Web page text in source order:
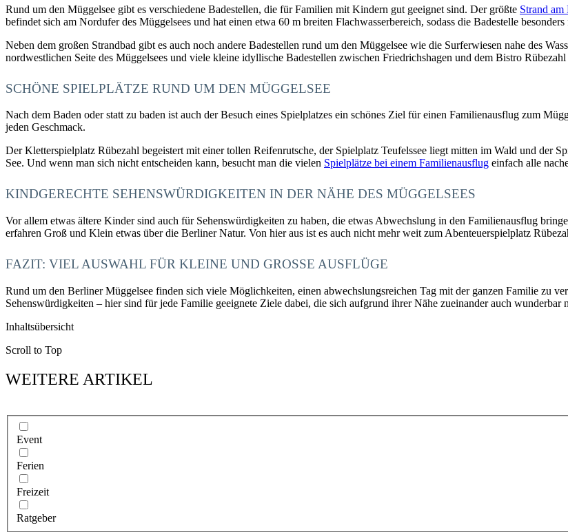
Rund um den Müggelsee gibt es verschiedene Badestellen, die für Familien mit Kindern gut geeignet sind. Der größte Strand am
befindet sich am Nordufer des Müggelsees und hat einen etwa 60 m breiten Flachwasserbereich, sodass die Badestelle
Neben dem großen Strandbad gibt es auch noch andere Badestellen rund um den Müggelsee wie die Surferwiesen nahe des
nordwestlichen Seite des Müggelsees und viele kleine idyllische Badestellen zwischen Friedrichshagen und dem Bistro
SCHÖNE SPIELPLÄTZE RUND UM DEN MÜGGELSEE
Nach dem Baden oder statt zu baden ist auch der Besuch eines Spielplatzes ein schönes Ziel für einen Familienausflug zum
jeden Geschmack.
Der Kletterspielplatz Rübezahl begeistert mit einer tollen Reifenrutsche, der Spielplatz Teufelssee liegt mitten im Wald und der
See. Und wenn man sich nicht entscheiden kann, besucht man die vielen Spielplätze bei einem Familienausflug einfach alle
KINDGERECHTE SEHENSWÜRDIGKEITEN IN DER NÄHE DES MÜGGELSEES
Vor allem etwas ältere Kinder sind auch für Sehenswürdigkeiten zu haben, die etwas Abwechslung in den Familienausflug
erfahren Groß und Klein etwas über die Berliner Natur. Von hier aus ist es auch nicht mehr weit zum Abenteuerspielplatz
FAZIT: VIEL AUSWAHL FÜR KLEINE UND GROSSE AUSFLÜGE
Rund um den Berliner Müggelsee finden sich viele Möglichkeiten, einen abwechslungsreichen Tag mit der ganzen Familie zu
Sehenswürdigkeiten – hier sind für jede Familie geeignete Ziele dabei, die sich aufgrund ihrer Nähe zueinander auch wunderbar
Inhaltsübersicht
Scroll to Top
WEITERE ARTIKEL
Event
Ferien
Freizeit
Ratgeber